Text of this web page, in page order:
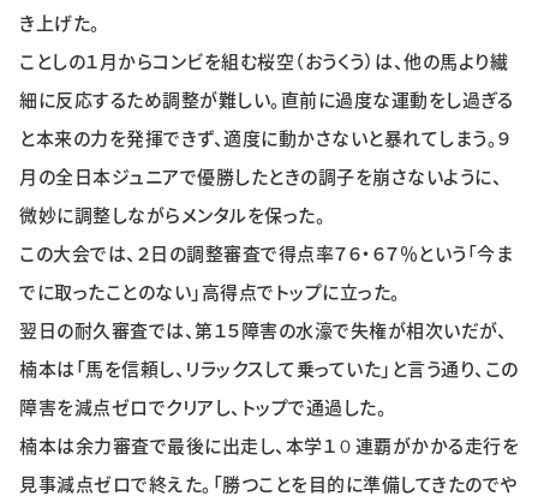
き上げた。
ことしの１月からコンビを組む桜空（おうくう）は、他の馬より繊
細に反応するため調整が難しい。直前に過度な運動をし過ぎる
と本来の力を発揮できず、適度に動かさないと暴れてしまう。９
月の全日本ジュニアで優勝したときの調子を崩さないように、
微妙に調整しながらメンタルを保った。
この大会では、２日の調整審査で得点率７６・６７％という「今ま
でに取ったことのない」高得点でトップに立った。
翌日の耐久審査では、第１５障害の水濠で失権が相次いだが、
楠本は「馬を信頼し、リラックスして乗っていた」と言う通り、この
障害を減点ゼロでクリアし、トップで通過した。
楠本は余力審査で最後に出走し、本学１０連覇がかかる走行を
見事減点ゼロで終えた。「勝つことを目的に準備してきたのでや